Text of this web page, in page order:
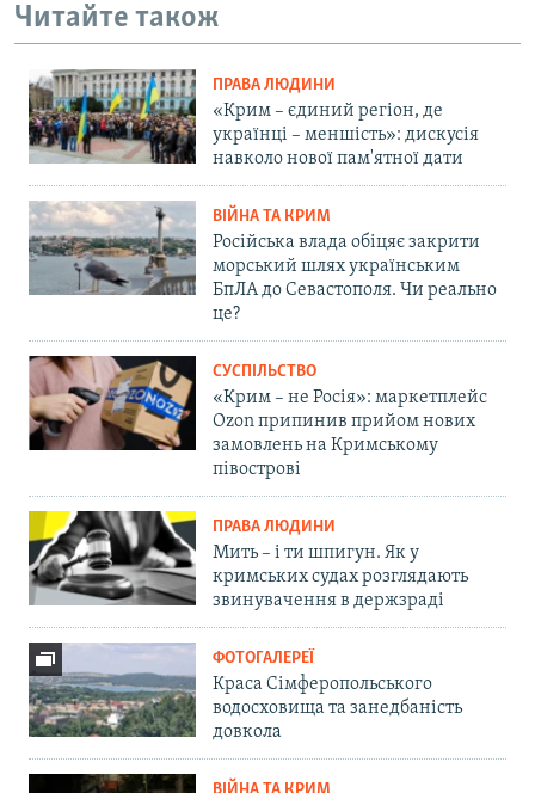
Читайте також
ПРАВА ЛЮДИНИ
«Крим – єдиний регіон, де
українці – меншість»: дискусія
навколо нової пам'ятної дати
ВІЙНА ТА КРИМ
Російська влада обіцяє закрити
морський шлях українським
БпЛА до Севастополя. Чи реально
це?
СУСПІЛЬСТВО
«Крим – не Росія»: маркетплейс
Ozon припинив прийом нових
замовлень на Кримському
півострові
ПРАВА ЛЮДИНИ
Мить – і ти шпигун. Як у
кримських судах розглядають
звинувачення в держзраді
ФОТОГАЛЕРЕЇ
Краса Сімферопольського
водосховища та занедбаність
довкола